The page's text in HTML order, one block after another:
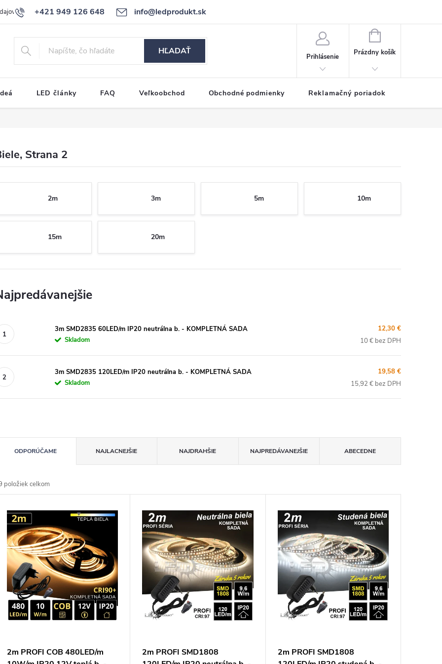
+421 949 126 648 info@ledprodukt.sk
Reklamačný poriadok
HĽADAŤ
Prihlásenie
NÁKUPNÝ
KOŠÍK
Prázdny košík
LED články FAQ Veľkoobchod Obchodné podmienky Reklamačný poriadok
, Strana 2
2m 3m 5m 10m
15m 20m
3m SMD2835 60LED/m IP20 neutrálna b. - KOMPLETNÁ SADA
Skladom
12,30 €
10 € bez DPH
3m SMD2835 120LED/m IP20 neutrálna b. - KOMPLETNÁ SADA
Skladom
19,58 €
15,92 € bez DPH
ODPORÚČAME NAJLACNEJŠIE NAJDRAHŠIE NAJPREDÁVANEJŠIE ABECEDNE
položiek celkom
2m PROFI COB 480LED/m
2m PROFI SMD1808
2m PROFI SMD1808